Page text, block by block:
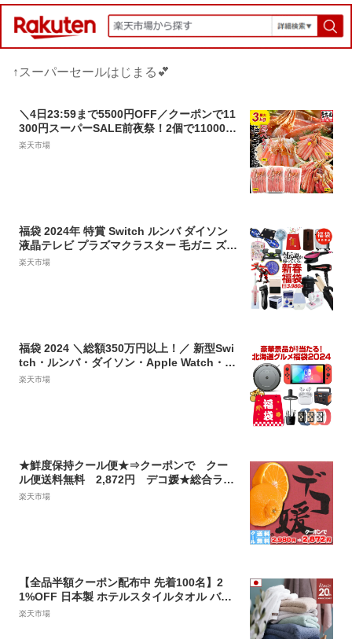
↑スーパーセールはじまる💕
＼4日23:59まで5500円OFF／クーポンで11
300円スーパーSALE前夜祭！2個で11000円
OFF有！送料無料 最大3kg★選べるメガ盛
楽天市場
福袋 2024年 特賞 Switch ルンバ ダイソン
液晶テレビ プラズマクラスター 毛ガニ ズワ
イガニ タラバガニ脚 くるまえび ふぐ刺し
楽天市場
福袋 2024 ＼総額350万円以上！／ 新型Swi
tch・ルンバ・ダイソン・Apple Watch・バ
ルミューダ・サウナも当たるかも！人気商
楽天市場
★鮮度保持クール便★⇒クーポンで クー
ル便送料無料 2,872円 デコ媛★総合ラン
キング第1位！【1箱よりクール便・送料無
楽天市場
【全品半額クーポン配布中 先着100名】2
1%OFF 日本製 ホテルスタイルタオル バス
タオル 2枚同色セット 【圧縮】 楽天1位受
楽天市場